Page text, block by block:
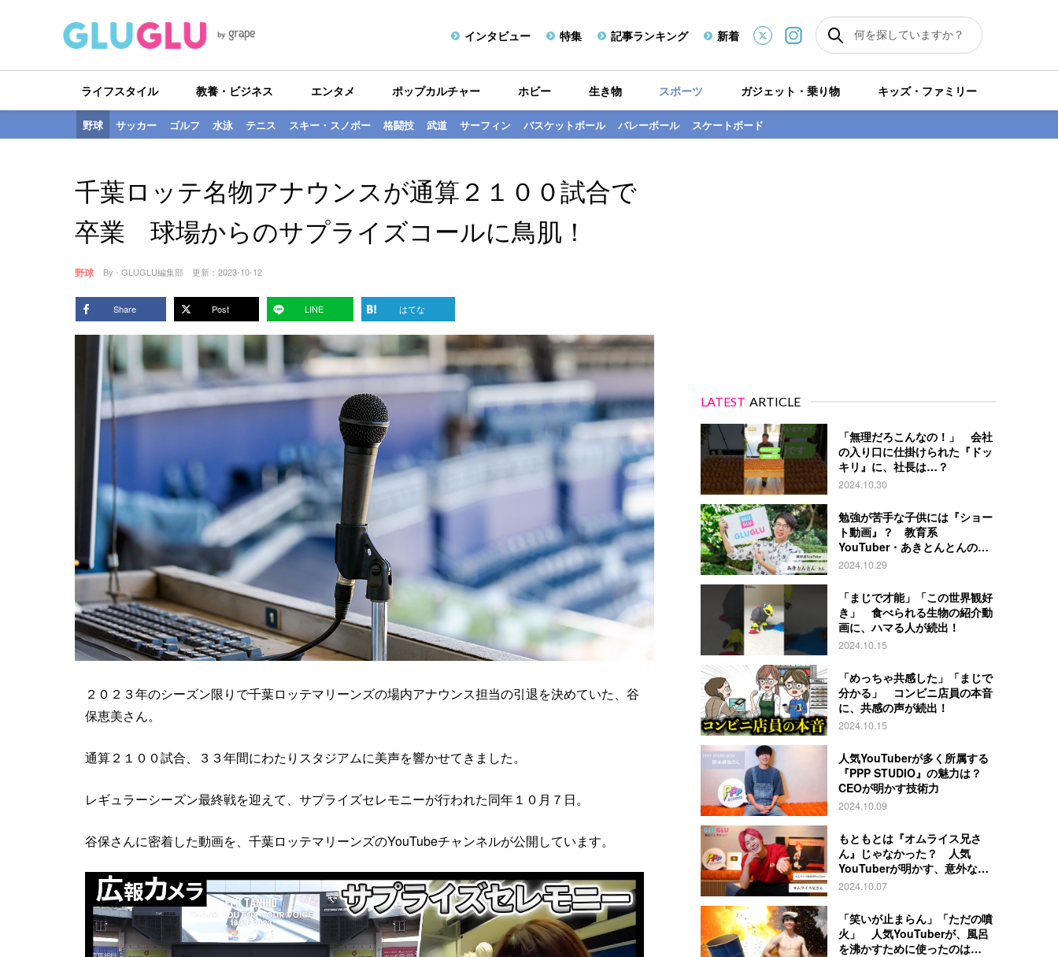
インタビュー 特集 記事ランキング 新着
ライフスタイル 教養・ビジネス エンタメ ポップカルチャー ホビー 生き物 スポーツ
野球 サッカー ゴルフ 水泳 テニス スキー・スノボー 格闘技 武道 サーフィン バスケットボール バレーボール スケートボード
ガジェット・乗り物 キッズ・ファミリー
千葉ロッテ名物アナウンスが通算２１００試合で
卒業 球場からのサプライズコールに鳥肌！
野球 By - GLUGLU編集部 更新： 2023-10-12
Share Post LINE はてな
２０２３年のシーズン限りで千葉ロッテマリーンズの場内アナウンス担当の引退を決めていた、谷
保恵美さん。
通算２１００試合、３３年間にわたりスタジアムに美声を響かせてきました。
レギュラーシーズン最終戦を迎えて、サプライズセレモニーが行われた同年１０月７日。
谷保さんに密着した動画を、千葉ロッテマリーンズのYouTubeチャンネルが公開しています。
LATEST ARTICLE
「無理だろこんなの！」 会社
の入り口に仕掛けられた『ドッ
キリ』に、社長は…？
2024.10.30
勉強が苦手な子供には『ショー
ト動画』？ 教育系
YouTuber・あきとんとんの戦
略とは
2024.10.29
「まじで才能」「この世界観好
き」 食べられる生物の紹介動
画に、ハマる人が続出！
2024.10.15
「めっちゃ共感した」「まじで
分かる」 コンビニ店員の本音
に、共感の声が続出！
2024.10.15
人気YouTuberが多く所属する
『PPP STUDIO』の魅力は？
CEOが明かす技術力
2024.10.09
もともとは『オムライス兄さ
ん』じゃなかった？ 人気
YouTuberが明かす、意外な過
去とは
2024.10.07
「笑いが止まらん」「ただの噴
火」 人気YouTuberが、風呂
を沸かすために使ったのは…